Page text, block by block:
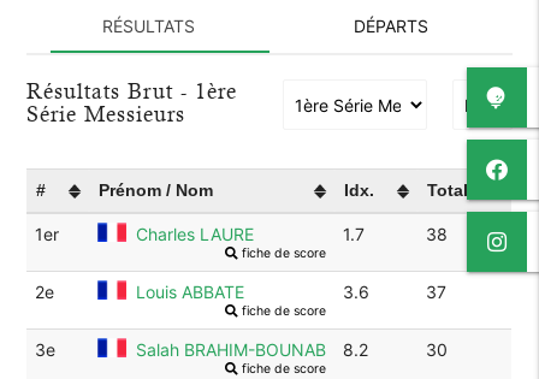
RÉSULTATS DÉPARTS
Résultats Brut - 1ère
Série Messieurs
# Prénom / Nom Idx. Total
1er Charles LAURE
fiche de score
1.7 38
2e Louis ABBATE
fiche de score
3.6 37
3e Salah BRAHIM-BOUNAB
fiche de score
8.2 30